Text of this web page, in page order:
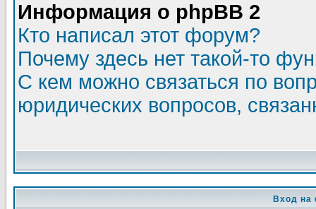
Информация о phpBB 2
Кто написал этот форум?
Почему здесь нет такой-то
С кем можно связаться по
юридических вопросов,
Вход на